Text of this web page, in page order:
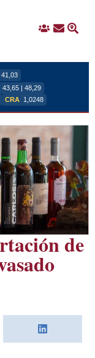
IngresoContacto
43,65 | 48,29
CRA 1,0248
de